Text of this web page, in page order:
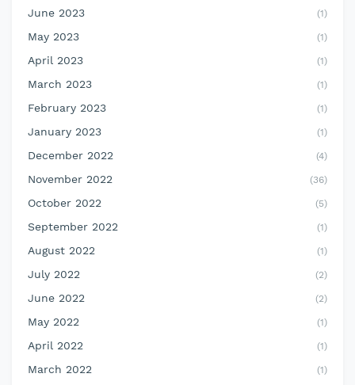
June 2023 (1)
May 2023 (1)
April 2023 (1)
March 2023 (1)
February 2023 (1)
January 2023 (1)
December 2022 (4)
November 2022 (36)
October 2022 (5)
September 2022 (1)
August 2022 (1)
July 2022 (2)
June 2022 (2)
May 2022 (1)
April 2022 (1)
March 2022 (1)